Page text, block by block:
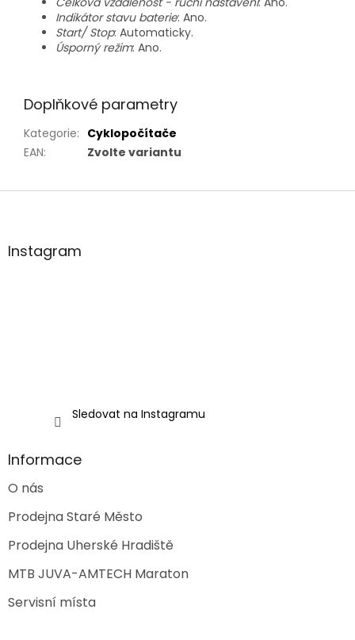
Indikátor stavu baterie: Ano.
Start/ Stop: Automaticky.
Úsporný režim: Ano.
Doplňkové parametry
Kategorie: Cyklopočítače
EAN: Zvolte variantu
Z
aInstagram
Sledovat na Instagramu
Informace
O nás
Prodejna Staré Město
Prodejna Uherské Hradiště
MTB JUVA-AMTECH Maraton
Servisní místa